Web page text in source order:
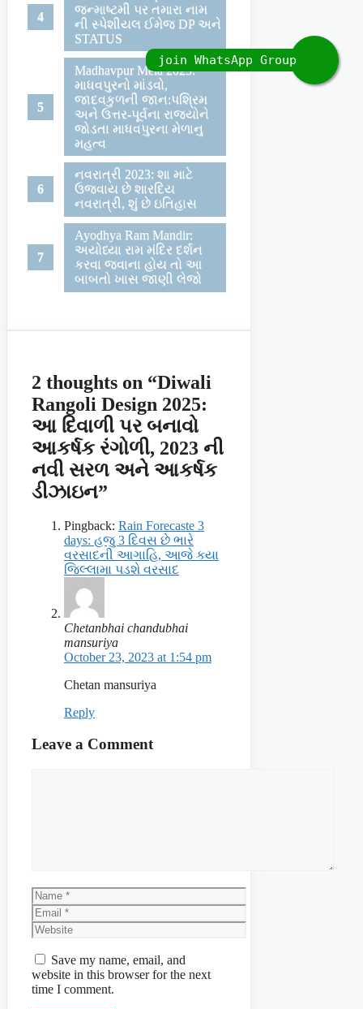
જન્માષ્ટમી પર તમારા નામ
ની સ્પેશીયલ ઈમેજ DP અને
STATUS
Madhavpur Mela 2023:
માધવપુરનો માંડવો,
જાદવકુળની જાન:પશ્રિમ
અને ઉત્તર-પૂર્વના રાજ્યોને
જોડતા માધવપુરના મેળાનુ
મહત્વ
નવરાત્રી 2023: શા માટે
ઉજવાય છે શારદિય
નવરાત્રી, શું છે ઇતિહાસ
Ayodhya Ram Mandir:
અયોધ્યા રામ મંદિર દર્શન
કરવા જવાના હોય તો આ
બાબતો ખાસ જાણી લેજો
2 thoughts on “Diwali
Rangoli Design 2025:
આ દિવાળી પર બનાવો
આકર્ષક રંગોળી, 2023 ની
નવી સરળ અને આકર્ષક
ડીઝાઇન”
Pingback: Rain Forecaste 3
days: હજુ 3 દિવસ છે ભારે
વરસાદની આગાહિ, આજે કયા
જિલ્લામા પડશે વરસાદ
Chetanbhai chandubhai
mansuriya
October 23, 2023 at 1:54 pm
Chetan mansuriya
Reply
Leave a Comment
Name
Email
Website
Save my name, email, and
website in this browser for the next
time I comment.